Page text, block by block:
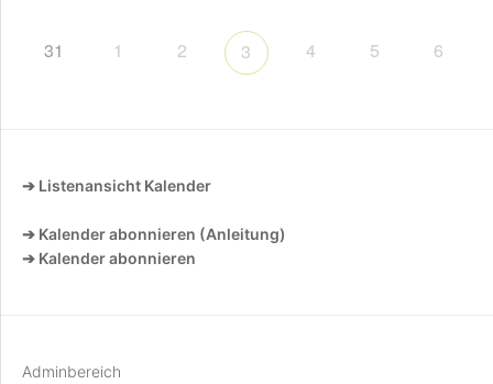
31 1 2 3 4 5 6
➔ Listenansicht Kalender
➔ Kalender abonnieren (Anleitung)
➔ Kalender abonnieren
Adminbereich